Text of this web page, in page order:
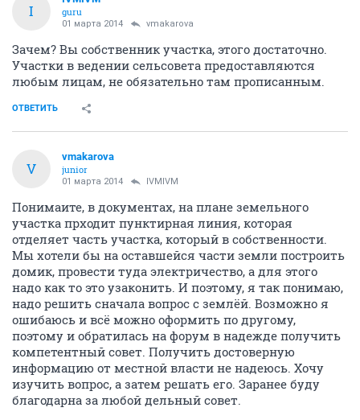
I
guru
01 марта 2014 vmakarova
Зачем? Вы собственник участка, этого достаточно.
Участки в ведении сельсовета предоставляются
любым лицам, не обязательно там прописанным.
ОТВЕТИТЬ
V
vmakarova
junior
01 марта 2014 IVMIVM
Понимаите, в документах, на плане земельного
участка прходит пунктирная линия, которая
отделяет часть участка, который в собственности.
Мы хотели бы на оставшейся части земли построить
домик, провести туда электричество, а для этого
надо как то это узаконить. И поэтому, я так понимаю,
надо решить сначала вопрос с землёй. Возможно я
ошибаюсь и всё можно оформить по другому,
поэтому и обратилась на форум в надежде получить
компетентный совет. Получить достоверную
информацию от местной власти не надеюсь. Хочу
изучить вопрос, а затем решать его. Заранее буду
благодарна за любой дельный совет.